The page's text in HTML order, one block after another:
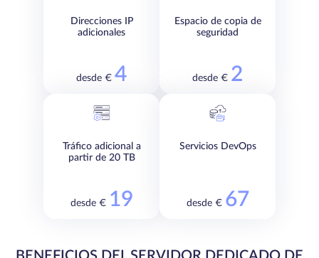
Direcciones IP
adicionales
desde € 4
Espacio de copia de
seguridad
desde € 2
Tráfico adicional a
partir de 20 TB
desde € 19
Servicios DevOps
desde € 67